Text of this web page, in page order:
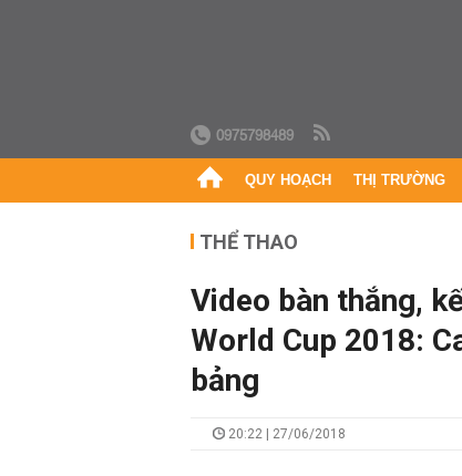
0975798489
QUY HOẠCH THỊ TRƯỜNG
THỂ THAO
Video bàn thắng,
World Cup 2018:
bảng
20:22 | 27/06/2018